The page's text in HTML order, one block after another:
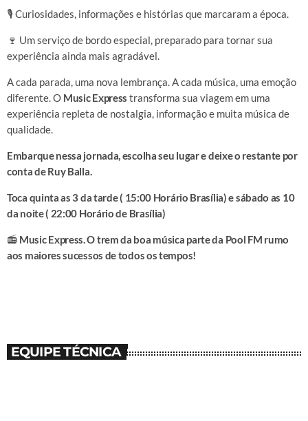
🎙️ Curiosidades, informações e histórias que marcaram a época.
🍷 Um serviço de bordo especial, preparado para tornar sua
experiência ainda mais agradável.
A cada parada, uma nova lembrança. A cada música, uma emoção
diferente. O Music Express transforma sua viagem em uma
experiência repleta de nostalgia, informação e muita música de
qualidade.
Embarque nessa jornada, escolha seu lugar e deixe o restante por
conta de Ruy Balla.
Toca quinta as 3 da tarde ( 15:00 Horário Brasília) e sábado as 10
da noite ( 22:00 Horário de Brasília)
📻 Music Express. O trem da boa música parte da Pool FM rumo
aos maiores sucessos de todos os tempos!
EQUIPE TÉCNICA